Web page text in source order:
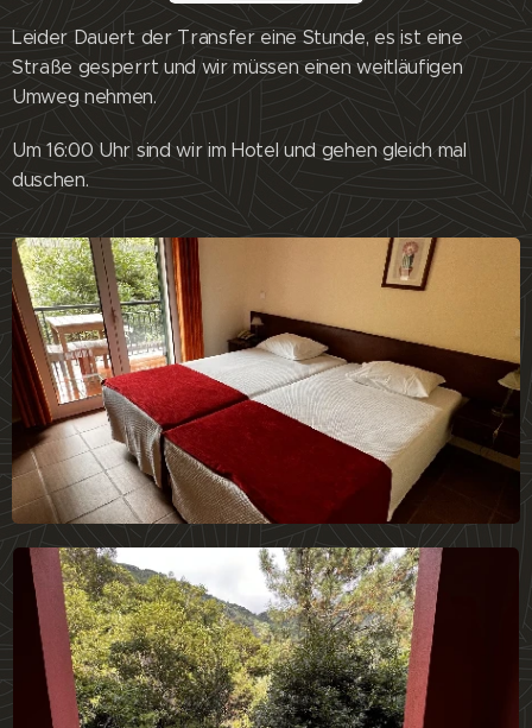
Leider Dauert der Transfer eine Stunde, es ist eine
Straße gesperrt und wir müssen einen weitläufigen
Umweg nehmen.
Um 16:00 Uhr sind wir im Hotel und gehen gleich mal
duschen.